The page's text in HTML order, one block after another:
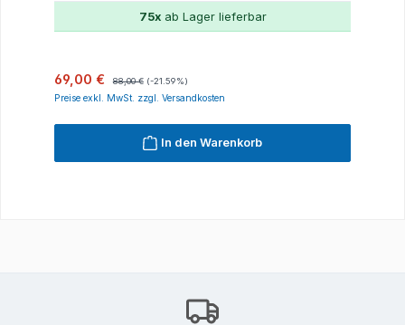
75xab Lager lieferbar
Verkaufspreis:
69,00 € 88,00 € (-21.59%)
Preise exkl. MwSt. zzgl. Versandkosten
In den Warenkorb